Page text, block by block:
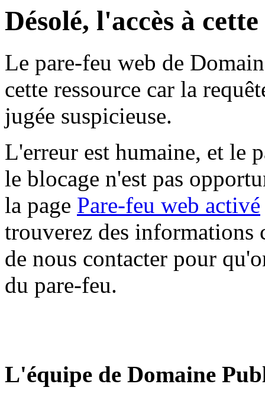
Désolé, l'accès à
Le pare-feu web de
cette ressource car la
jugée suspicieuse.
L'erreur est humaine, et le
le blocage n'est pas
la page Pare-feu web activé
trouverez des informations
de nous contacter pour
du pare-feu.
L'équipe de Domaine